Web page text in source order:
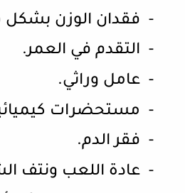
- فقدان الوزن بشكل
- التقدم في العمر.
- عامل وراثي.
- مستحضرات
- فقر الدم.
- عادة اللعب ونتف